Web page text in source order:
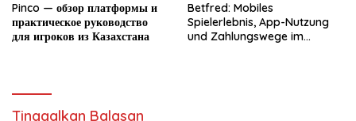
Pinco — обзор платформы и
практическое руководство
для игроков из Казахстана
Betfred: Mobiles
Spielerlebnis, App-Nutzung
und Zahlungswege im
Tinggalkan Balasan